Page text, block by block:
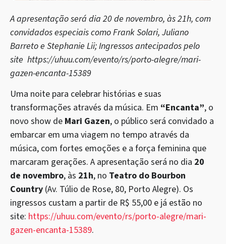
A apresentação será dia 20 de novembro, às 21h, com
convidados especiais como Frank Solari, Juliano
Barreto e Stephanie Lii; Ingressos antecipados pelo
site https://uhuu.com/evento/rs/porto-alegre/mari-
gazen-encanta-15389
Uma noite para celebrar histórias e suas
transformações através da música. Em “Encanta”, o
novo show de Mari Gazen, o público será convidado a
embarcar em uma viagem no tempo através da
música, com fortes emoções e a força feminina que
marcaram gerações. A apresentação será no dia 20
de novembro, às 21h, no Teatro do Bourbon
Country (Av. Túlio de Rose, 80, Porto Alegre). Os
ingressos custam a partir de R$ 55,00 e já estão no
site: https://uhuu.com/evento/rs/porto-alegre/mari-
gazen-encanta-15389.